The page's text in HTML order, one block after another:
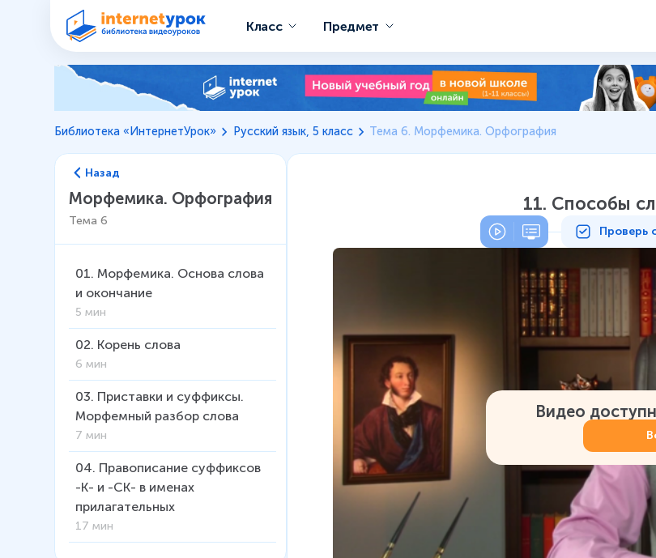
Класс Предмет
Библиотека «ИнтернетУрок» Русский язык, 5 класс Тема 6. Морфемика. Орфография
Назад
Морфемика. Орфография
Тема 6
01. Морфемика. Основа слова
и окончание
5 мин
02. Корень слова
6 мин
03. Приставки и суффиксы.
Морфемный разбор слова
7 мин
04. Правописание суффиксов
-К- и -СК- в именах
прилагательных
17 мин
11. Способы
Проверь
Видео